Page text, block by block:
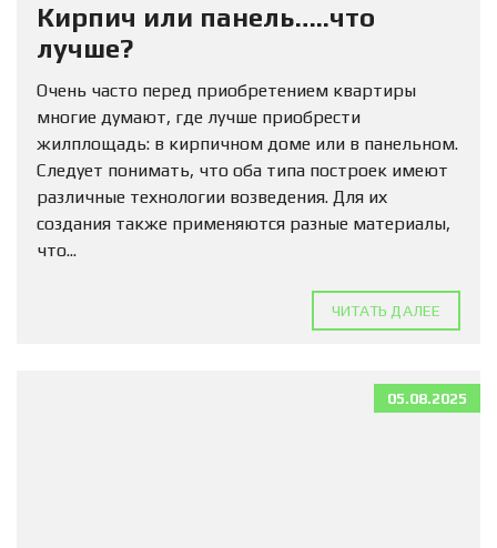
Кирпич или панель…..что
лучше?
Очень часто перед приобретением квартиры
многие думают, где лучше приобрести
жилплощадь: в кирпичном доме или в панельном.
Следует понимать, что оба типа построек имеют
различные технологии возведения. Для их
создания также применяются разные материалы,
что...
ЧИТАТЬ ДАЛЕЕ
05.08.2025